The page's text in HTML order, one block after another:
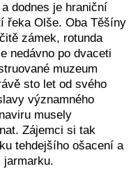
dodnes je hraniční
řeka Olše. Oba Těšíny
zámek, rotunda
nedávno po dvaceti
muzeum
sto let od svého
významného
musely
Zájemci si tak
tehdejšího ošacení a
jarmarku.